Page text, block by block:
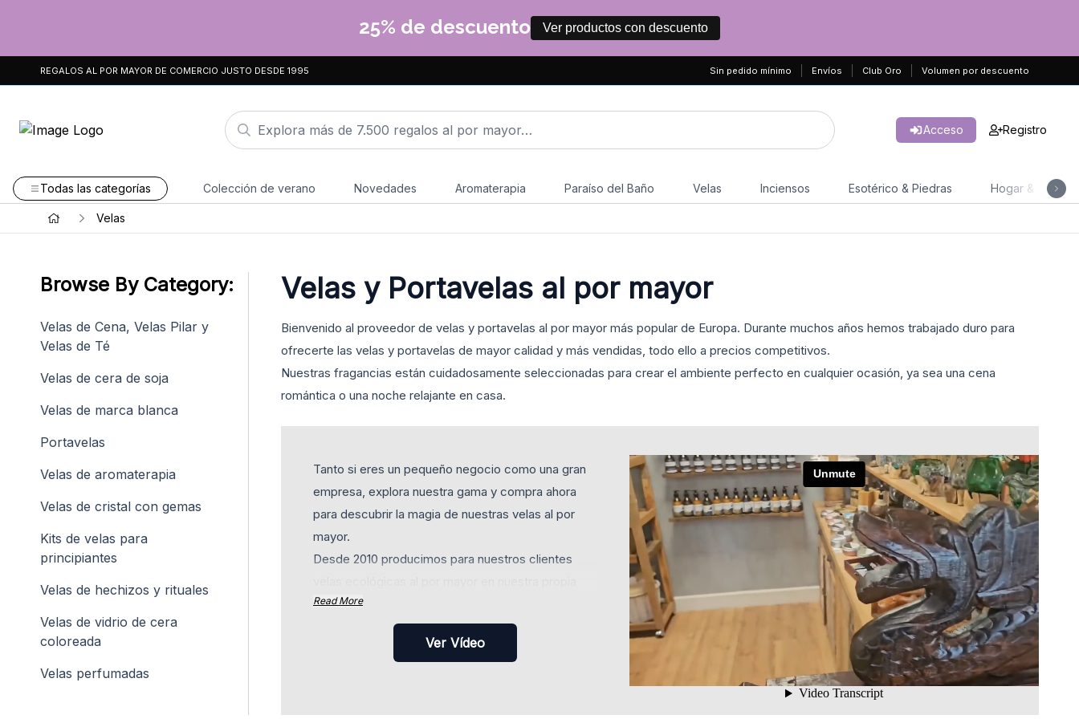
25% de descuento Ver productos con descuento
REGALOS AL POR MAYOR DE COMERCIO JUSTO DESDE 1995 Sin pedido mínimo Envíos Club Oro Volumen por descuento
Acceso Registro
Todas las categorías Colección de verano Novedades Aromaterapia Paraíso del Baño Velas Inciensos Esotérico & Piedras Hogar & Jardín
Velas
Browse By Category:
Velas de Cena, Velas Pilar y
Velas de Té
Velas de cera de soja
Velas de marca blanca
Portavelas
Velas de aromaterapia
Velas de cristal con gemas
Kits de velas para
principiantes
Velas de hechizos y rituales
Velas de vidrio de cera
coloreada
Velas perfumadas
Velas y Portavelas al por mayor
Bienvenido al proveedor de velas y portavelas al por mayor más popular de Europa. Durante muchos años hemos trabajado duro para
ofrecerte las velas y portavelas de mayor calidad y más vendidas, todo ello a precios competitivos.
Nuestras fragancias están cuidadosamente seleccionadas para crear el ambiente perfecto en cualquier ocasión, ya sea una cena
romántica o una noche relajante en casa.
Tanto si eres un pequeño negocio como una gran
empresa, explora nuestra gama y compra ahora
para descubrir la magia de nuestras velas al por
mayor.
Desde 2010 producimos para nuestros clientes
fábrica en Yiwu, China, garantizando así precios
competitivos y alta calidad. Tu mejor proveedor de
velas de cera de soja y con novedades
Read More
Ver Vídeo